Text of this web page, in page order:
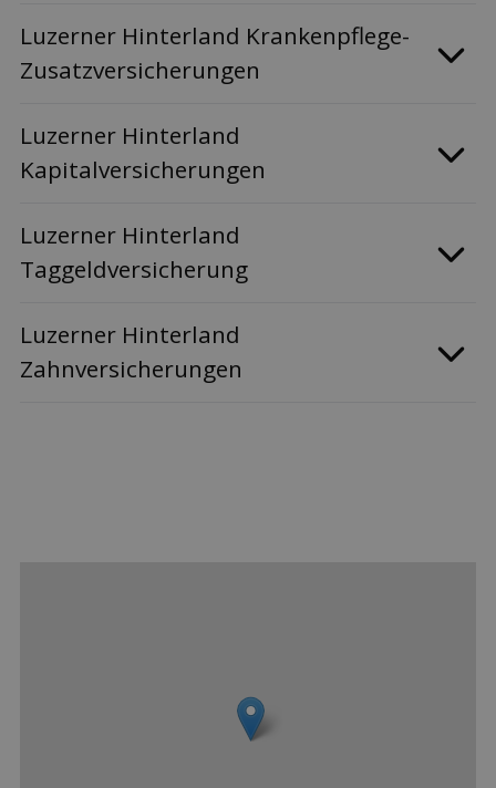
Luzerner Hinterland Krankenpflege-
Zusatzversicherungen
Luzerner Hinterland
Kapitalversicherungen
Luzerner Hinterland
Taggeldversicherung
Luzerner Hinterland
Zahnversicherungen